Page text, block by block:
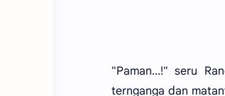
"Paman...!" seru
ternganga dan